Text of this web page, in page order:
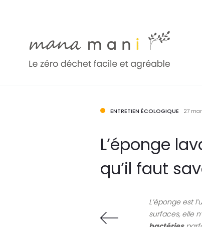
ENTRETIEN ÉCOLOGIQUE 27
L’éponge
qu’il faut
L’éponge est
surfaces, elle